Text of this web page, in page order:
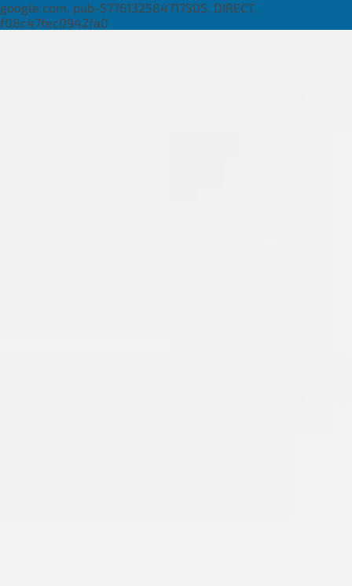
google.com, pub-5776132584717505, DIRECT,
f08c47fec0942fa0